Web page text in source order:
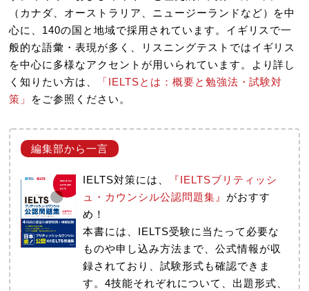
（カナダ、オーストラリア、ニュージーランドなど）を中
心に、140の国と地域で採用されています。イギリスで一
般的な語彙・表現が多く、リスニングテストではイギリス
を中心に多様なアクセントが用いられています。より詳し
く知りたい方は、
「IELTSとは：概要と勉強法・試験対
策」 をご参照ください。
IELTS対策には、
『IELTSブリティッシ
ュ・カウンシル公認問題集』 がおすす
め！
本書には、IELTS受験に当たって必要な
ものや申し込み方法まで、公式情報が収
録されており、試験形式も確認できま
す。4技能それぞれについて、出題形式、